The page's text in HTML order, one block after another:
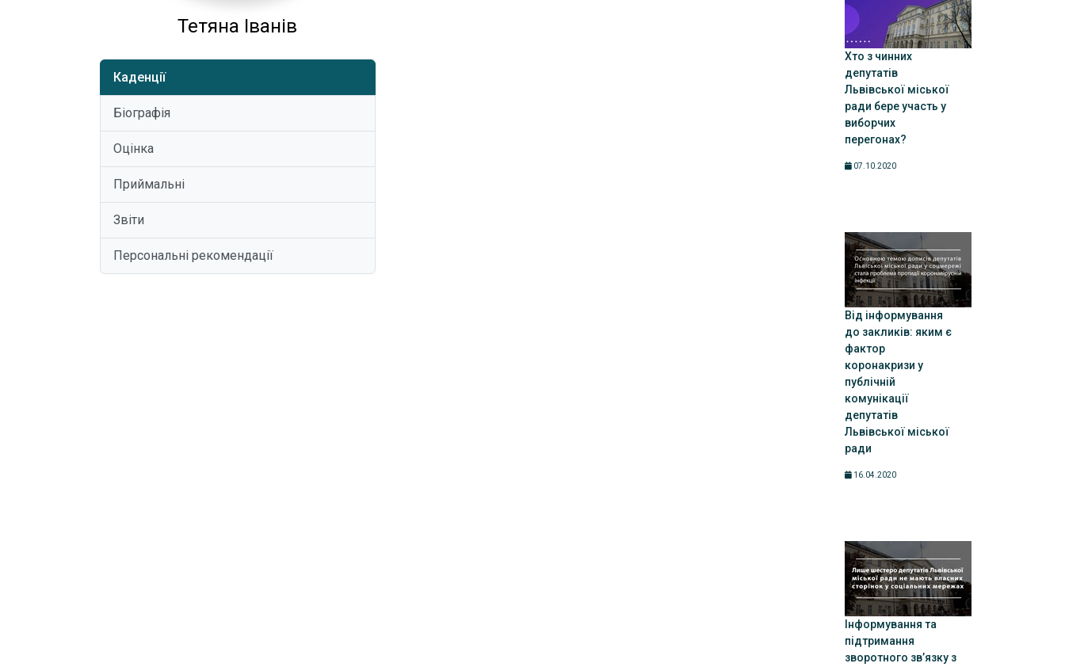
Тетяна Іванів
Каденції
Біографія
Оцінка
Приймальні
Звіти
Персональні рекомендації
Хто з чинних
депутатів
Львівської міської
ради бере участь у
виборчих
перегонах?
07.10.2020
Від інформування
до закликів: яким є
фактор
коронакризи у
публічній
комунікації
депутатів
Львівської міської
ради
16.04.2020
Інформування та
підтримання
зворотного зв’язку з